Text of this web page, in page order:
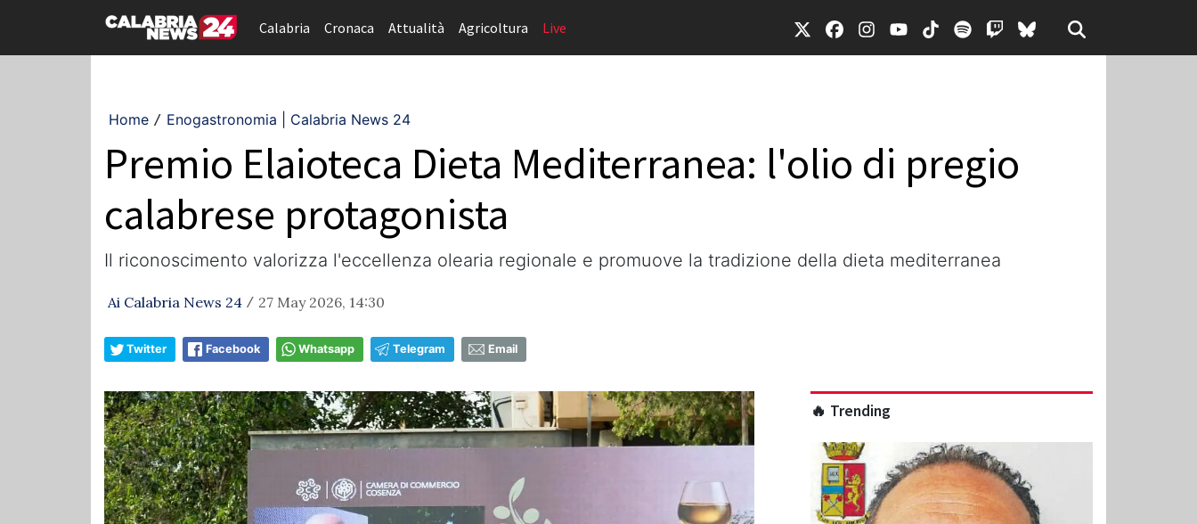
Calabria Cronaca Attualità Agricoltura Live
Home / Enogastronomia | Calabria News 24
Premio Elaioteca Dieta Mediterranea: l'olio di pregio
calabrese protagonista
Il riconoscimento valorizza l'eccellenza olearia regionale e promuove la tradizione della dieta mediterranea
Ai Calabria News 24 / 27 May 2026, 14:30
Twitter Facebook Whatsapp Telegram Email
🔥 Trending